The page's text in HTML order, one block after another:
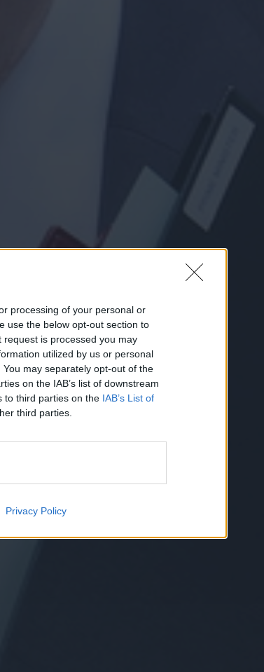
processing of your personal or
use the below opt-out section to
is processed you may
utilized by us or personal
may separately opt-out of the
on the IAB’s list of downstream
to third parties on the IAB’s List of
third parties.
Privacy Policy